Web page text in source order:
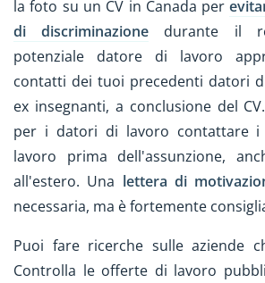
la foto su un CV in Canada per
di discriminazione durante il
potenziale datore di lavoro
contatti dei tuoi precedenti datori
ex insegnanti, a conclusione del
per i datori di lavoro contattare
lavoro prima dell'assunzione,
all'estero. Una lettera di
necessaria, ma è fortemente
Puoi fare ricerche sulle aziende
Controlla le offerte di lavoro